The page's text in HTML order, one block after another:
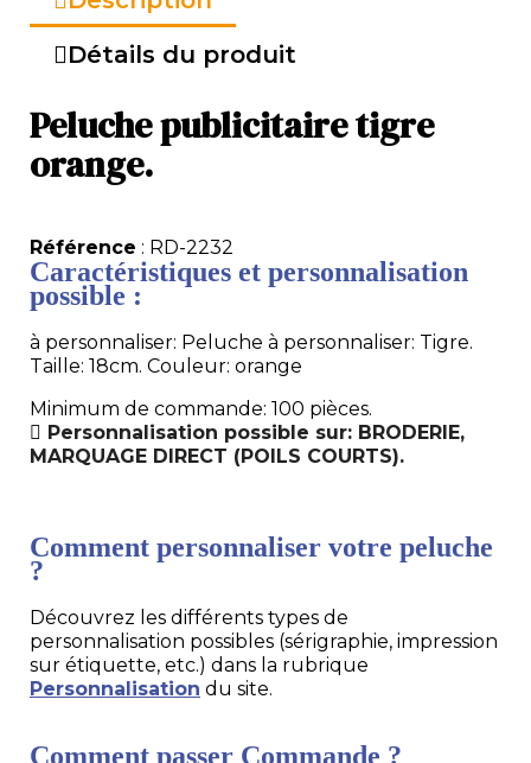
Détails du produit
Peluche publicitaire tigre
orange.
Référence : RD-2232
Caractéristiques et personnalisation
possible :
à personnaliser: Peluche à personnaliser: Tigre.
Taille: 18cm. Couleur: orange
Minimum de commande: 100 pièces.
Personnalisation possible sur: BRODERIE,
MARQUAGE DIRECT (POILS COURTS).
Comment personnaliser votre peluche
?
Découvrez les différents types de
personnalisation possibles (sérigraphie, impression
sur étiquette, etc.) dans la rubrique
Personnalisation du site.
Comment passer Commande ?